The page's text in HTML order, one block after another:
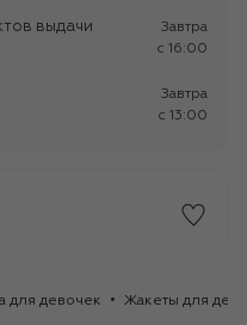
выдачи
Завтра
c 16:00
Завтра
c 13:00
для девочек Жакеты для